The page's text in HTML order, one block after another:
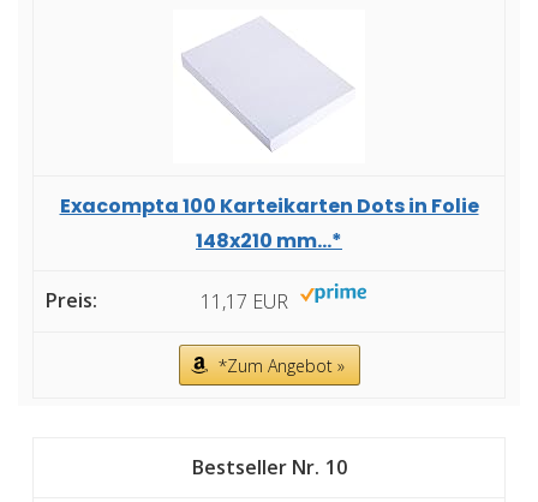
Exacompta 100 Karteikarten Dots in Folie
148x210 mm...*
11,17 EUR
*Zum Angebot »
10